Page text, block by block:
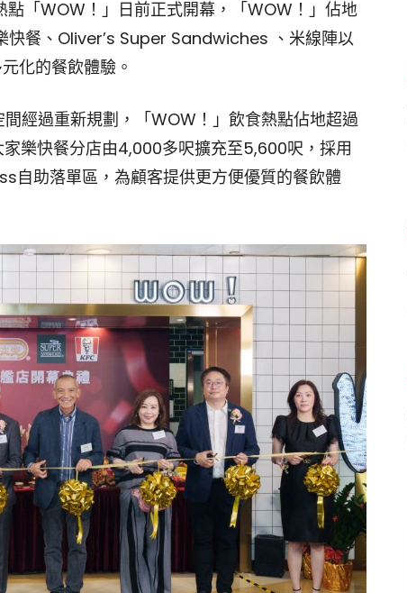
「WOW！」日前正式開幕，「WOW！」佔地
快餐、Oliver’s Super Sandwiches 、米線陣以
化的餐飲體驗。
經過重新規劃，「WOW！」飲食熱點佔地超過
樂快餐分店由4,000多呎擴充至5,600呎，採用
自助落單區，為顧客提供更方便優質的餐飲體